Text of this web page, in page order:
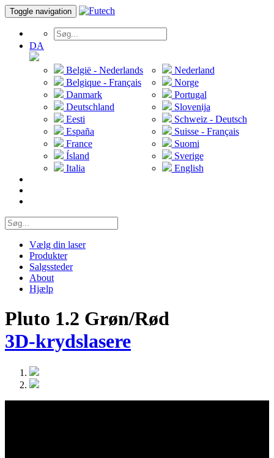
Toggle navigation
DA
België - Nederlands
Belgique - Français
Danmark
Deutschland
Eesti
España
France
Ísland
Italia
Nederland
Norge
Portugal
Slovenija
Schweiz - Deutsch
Suisse - Français
Suomi
Sverige
English
Vælg din laser
Produkter
Salgssteder
About
Hjælp
Pluto 1.2 Grøn/Rød
3D-krydslasere